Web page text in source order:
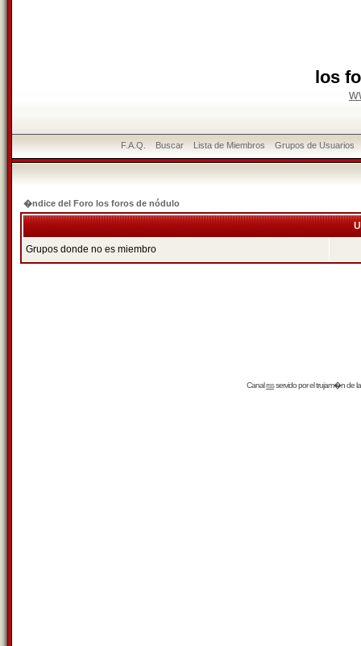
los
F.A.Q. Buscar Lista de Miembros Grupos de Usuarios
�ndice del Foro los foros de nódulo
Grupos donde no es miembro
Canalrssservido por eltrujam�nde